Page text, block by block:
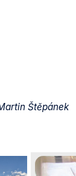
Štěpánek